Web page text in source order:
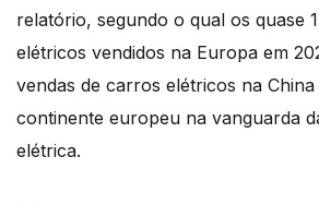
relatório, segundo o qual os quase
elétricos vendidos na Europa em
vendas de carros elétricos na
continente europeu na vanguarda
elétrica.